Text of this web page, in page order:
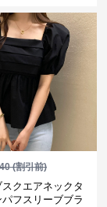
(割引前)
クエアネックタ
フスリーブブラ